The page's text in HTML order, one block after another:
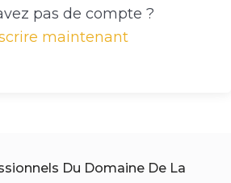
pas de compte ?
maintenant
Du Domaine De La